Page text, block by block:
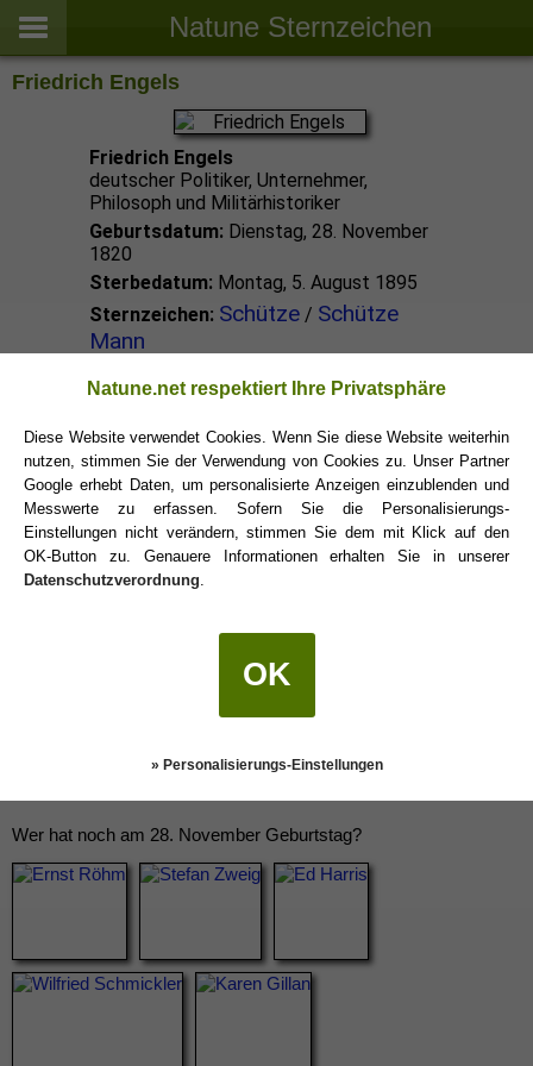
Natune Sternzeichen
Friedrich Engels
Friedrich Engels
deutscher Politiker, Unternehmer,
Philosoph und Militärhistoriker
Geburtsdatum: Dienstag, 28. November
1820
Sterbedatum: Montag, 5. August 1895
Sternzeichen: Schütze/ Schütze
Mann
Schütze Promis
Schütze Sternzeichen
Wer hat noch am 28. November Geburtstag?
Natune.net respektiert Ihre Privatsphäre
Diese Website verwendet Cookies. Wenn Sie diese Website weiterhin
nutzen, stimmen Sie der Verwendung von Cookies zu. Unser Partner
Google erhebt Daten, um personalisierte Anzeigen einzublenden und
Messwerte zu erfassen. Sofern Sie die Personalisierungs-
Einstellungen nicht verändern, stimmen Sie dem mit Klick auf den
OK-Button zu. Genauere Informationen erhalten Sie in unserer
Datenschutzverordnung.
OK
» Personalisierungs-Einstellungen